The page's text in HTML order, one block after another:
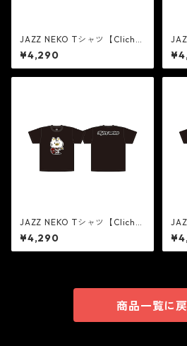
JAZZ NEKO Tシャツ【Cliché
On Drums】
¥4,290
On
JAZZ NEKO Tシャツ【Cliché
On Guitar】
¥4,290
On
商品一覧に